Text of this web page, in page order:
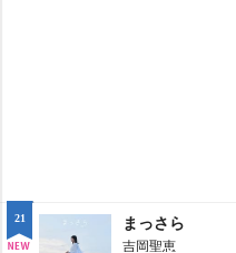
21 まっさら
吉岡聖恵